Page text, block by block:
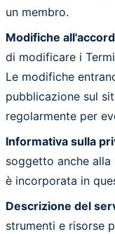
un membro.
Modifiche
di modificare i
Le modifiche
pubblicazione sul
regolarmente per
Informativa sulla
soggetto anche
è incorporata in
Descrizione del
strumenti e risorse